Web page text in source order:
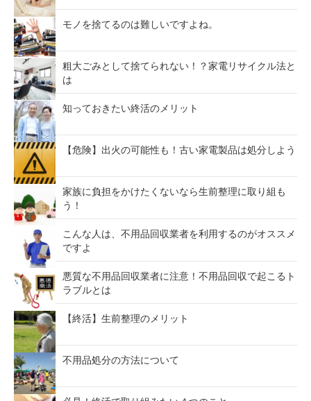
モノを捨てるのは難しいですよね。
粗大ごみとして捨てられない！？家電リサイクル法と
は
知っておきたい終活のメリット
【危険】出火の可能性も！古い家電製品は処分しよう
家族に負担をかけたくないなら生前整理に取り組も
う！
こんな人は、不用品回収業者を利用するのがオススメ
ですよ
悪質な不用品回収業者に注意！不用品回収で起こるト
ラブルとは
【終活】生前整理のメリット
不用品処分の方法について